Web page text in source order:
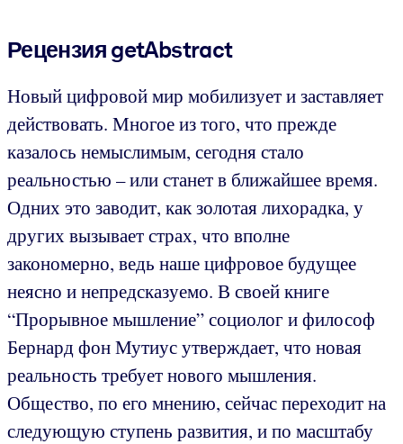
Рецензия getAbstract
Новый цифровой мир мобилизует и заставляет
действовать. Многое из того, что прежде
казалось немыслимым, сегодня стало
реальностью – или станет в ближайшее время.
Одних это заводит, как золотая лихорадка, у
других вызывает страх, что вполне
закономерно, ведь наше цифровое будущее
неясно и непредсказуемо. В своей книге
“Прорывное мышление” социолог и философ
Бернард фон Мутиус утверждает, что новая
реальность требует нового мышления.
Общество, по его мнению, сейчас переходит на
следующую ступень развития, и по масштабу